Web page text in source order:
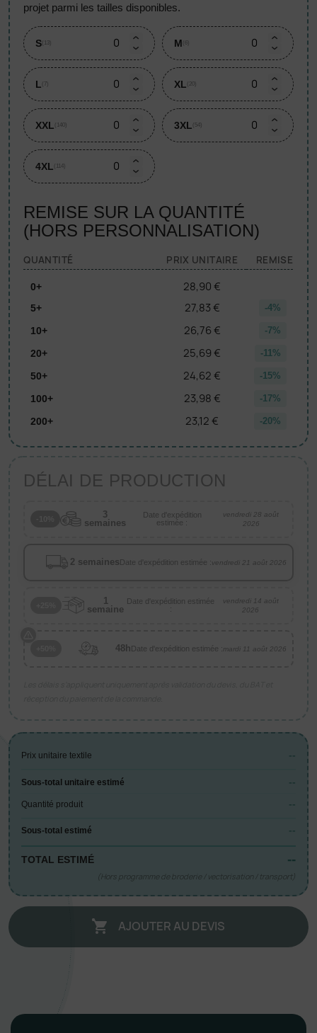
projet parmi les tailles disponibles.
S (13) M (6)
L (7) XL (20)
XXL (140) 3XL (54)
4XL (114)
REMISE SUR LA QUANTITÉ
(HORS PERSONNALISATION)
QUANTITÉ PRIX UNITAIRE REMISE
0+ 28,90 €
5+ 27,83 € -4%
10+ 26,76 € -7%
20+ 25,69 € -11%
50+ 24,62 € -15%
100+ 23,98 € -17%
200+ 23,12 € -20%
DÉLAI DE PRODUCTION
3
semaines
Date d'expédition
estimée :
vendredi 28 août
2026
2 semainesDate d'expédition estimée :vendredi 21 août 2026
1
semaine
Date d'expédition estimée
:
vendredi 14 août
2026
48hDate d'expédition estimée :mardi 11 août 2026
Prix unitaire textile --
Sous-total unitaire estimé --
Quantité produit --
Sous-total estimé --
TOTAL ESTIMÉ --
(Hors programme de broderie / vectorisation / transport)
 AJOUTER AU DEVIS